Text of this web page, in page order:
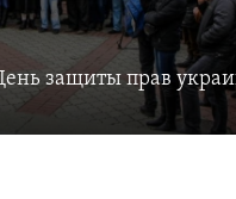
защиты прав